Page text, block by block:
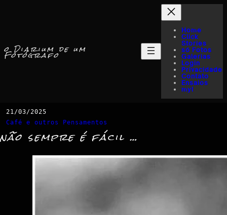
o Diarium de um
Fotógrafo
Home
Click
Stories
só Fotos
Galerias
Login
Privacidade
Contato
Ensaios
myI
21/03/2025
Café e outros Pensamentos
não sempre é fácil …